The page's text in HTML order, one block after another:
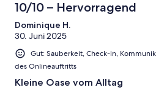
10/10 – Hervorragend
Dominique H.
30. Juni 2025
Gut: Sauberkeit, Check-in,
des Onlineauftritts
Kleine Oase vom Alltag